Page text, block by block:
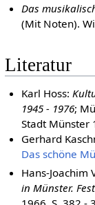
Das
(Mit Noten).
Literatur
Karl Hoss:
1945 - 1976;
Stadt Münster
Gerhard
Das schöne
Hans-Joachim
in Münster.